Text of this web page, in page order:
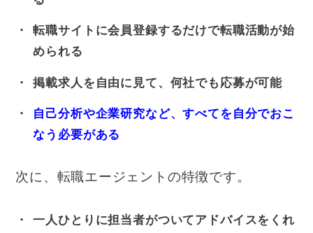
転職サイトに会員登録するだけで転職活動が始
められる
掲載求人を自由に見て、何社でも応募が可能
自己分析や企業研究など、すべてを自分でおこ
なう必要がある
次に、転職エージェントの特徴です。
一人ひとりに担当者がついてアドバイスをくれ